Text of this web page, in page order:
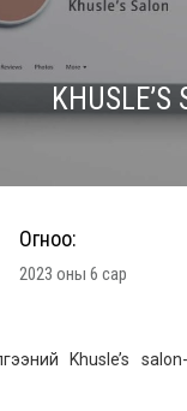
KHUSLE’S
Огноо:
2023 оны 6 сар
Khusle’s